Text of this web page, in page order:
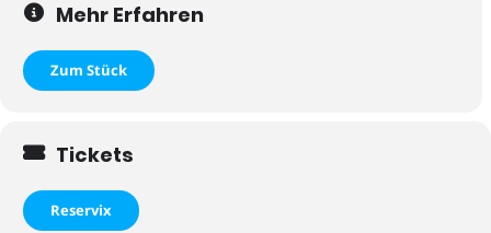
Mehr Erfahren
Zum Stück
Tickets
Reservix